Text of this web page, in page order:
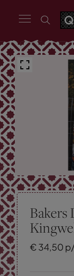
Bakers
€ 34,50